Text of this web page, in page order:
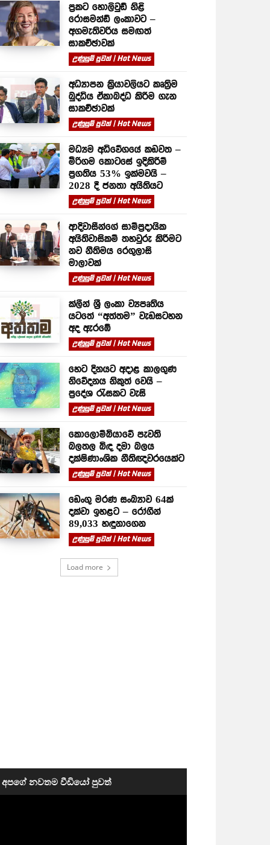
ප්‍රකට හොලිවුඩ් නිළි
රොසමන්ඩ් ලංකාවට –
අගමැතිවරිය සමඟත්
සාකච්ඡාවක්
උණුසුම් පුවත් | Hot News
අධ්‍යාපන ක්‍රියාවලියට කෘත්‍රිම
බුද්ධිය ඒකාබද්ධ කිරීම ගැන
සාකච්ඡාවක්
උණුසුම් පුවත් | Hot News
මධ්‍යම අධිවේගයේ කඩවත –
මීරිගම කොටසේ ඉදිකිරීම්
ප්‍රගතිය 53% ඉක්මවයි –
2028 දී ජනතා අයිතියට
උණුසුම් පුවත් | Hot News
ආදිවාසීන්ගේ සාම්ප්‍රදායික
අයිතිවාසිකම් තහවුරු කිරීමට
නව නීතිමය රෙගුලාසි
මාලාවක්
උණුසුම් පුවත් | Hot News
ක්ලීන් ශ්‍රී ලංකා ව්‍යපෘතිය
යටතේ “අත්තම” වැඩසටහන
අද ඇරඹේ
උණුසුම් පුවත් | Hot News
හෙට දිනයට අදාළ කාලගුණ
නිවේදනය නිකුත් වෙයි –
ප්‍රදේශ රැසකට වැසි
උණුසුම් පුවත් | Hot News
කොලොම්බියාවේ පැවති
බලතල බිඳ දමා බලය
දක්ෂිණාංශික නීතිඥවරයෙක්ට
උණුසුම් පුවත් | Hot News
ඩෙංගු මරණ සංඛ්‍යාව 64ක්
දක්වා ඉහළට – රෝගීන්
89,033 හඳුනාගෙන
උණුසුම් පුවත් | Hot News
Load more
අපගේ නවතම වීඩියෝ පුවත්